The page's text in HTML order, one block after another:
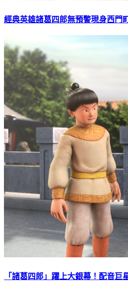
經典英雄諸葛四郎無預警現身西
「諸葛四郎」躍上大銀幕！配音